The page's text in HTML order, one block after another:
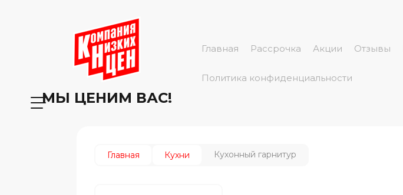
МЫ ЦЕНИМ ВАС!
Главная Рассрочка Акции Отзывы
Политика конфиденциальности
Главная Кухни Кухонный гарнитур